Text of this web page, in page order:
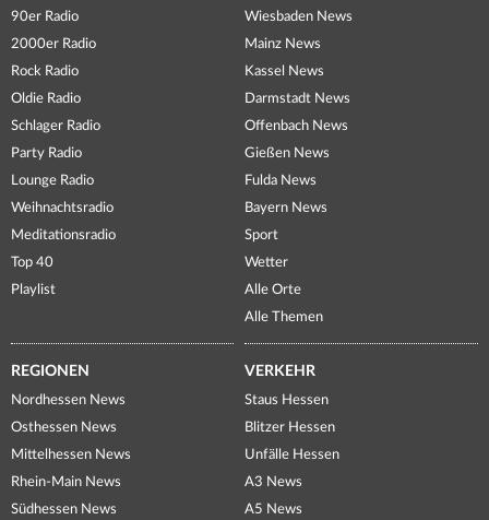
90er Radio
2000er Radio
Rock Radio
Oldie Radio
Schlager Radio
Party Radio
Lounge Radio
Weihnachtsradio
Meditationsradio
Top 40
Playlist
Wiesbaden News
Mainz News
Kassel News
Darmstadt News
Offenbach News
Gießen News
Fulda News
Bayern News
Sport
Wetter
Alle Orte
Alle Themen
REGIONEN
Nordhessen News
Osthessen News
Mittelhessen News
Rhein-Main News
Südhessen News
VERKEHR
Staus Hessen
Blitzer Hessen
Unfälle Hessen
A3 News
A5 News